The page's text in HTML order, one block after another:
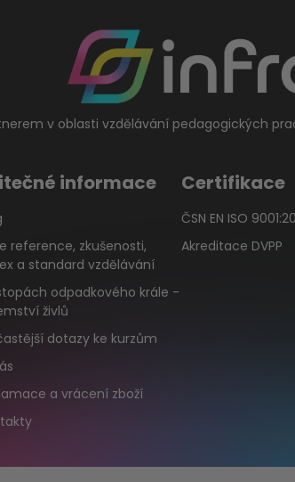
v oblasti vzdělávání pedagogických
informace
reference, zkušenosti,
a standard vzdělávání
odpadkového krále -
živlů
dotazy ke kurzům
a vrácení zboží
Certifikace
ČSN EN ISO
Akreditace DVPP